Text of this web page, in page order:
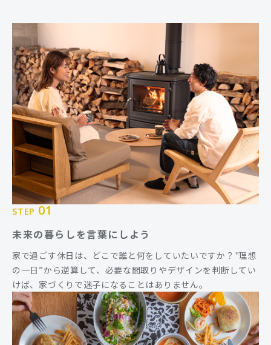
STEP 01
未来の暮らしを言葉にしよう
家で過ごす休日は、どこで誰と何をしていたいですか？"理想
の一日”から逆算して、必要な間取りやデザインを判断してい
けば、家づくりで迷子になることはありません。